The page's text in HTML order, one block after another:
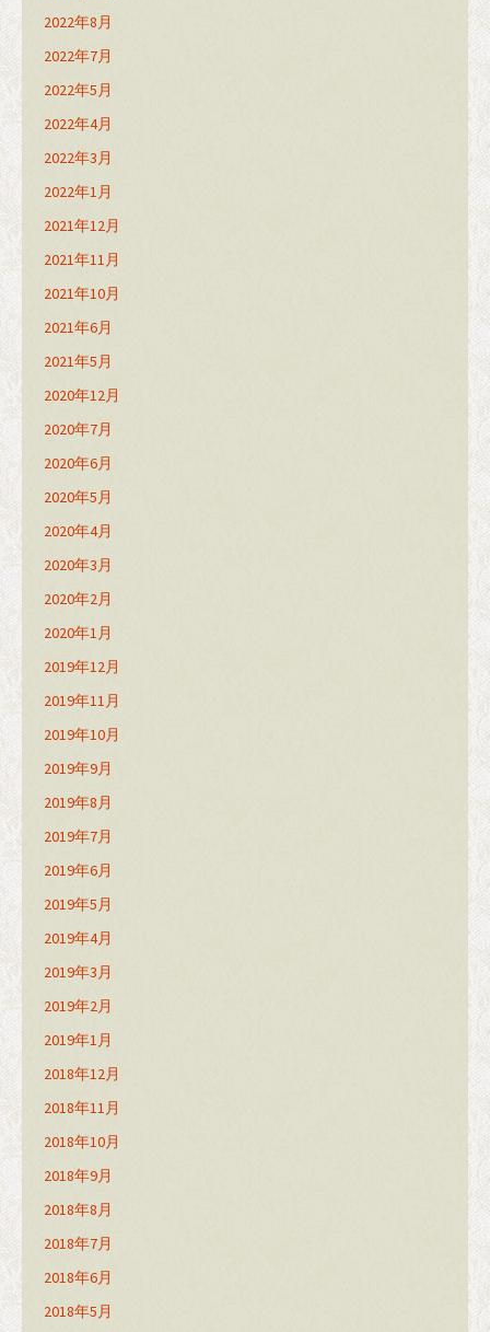
2022年8月
2022年7月
2022年5月
2022年4月
2022年3月
2022年1月
2021年12月
2021年11月
2021年10月
2021年6月
2021年5月
2020年12月
2020年7月
2020年6月
2020年5月
2020年4月
2020年3月
2020年2月
2020年1月
2019年12月
2019年11月
2019年10月
2019年9月
2019年8月
2019年7月
2019年6月
2019年5月
2019年4月
2019年3月
2019年2月
2019年1月
2018年12月
2018年11月
2018年10月
2018年9月
2018年8月
2018年7月
2018年6月
2018年5月